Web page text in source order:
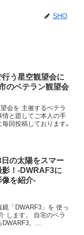
SHO
う星空観望会に
のベテラン観望会
会を 主催するベテラ
と題してご本人の手
回投稿しております｡
の太陽をスマー
影！-DWRAF3に
像を紹介-
「DWARF3」を 使っ
します。 自宅のベラ
DWARF3。...